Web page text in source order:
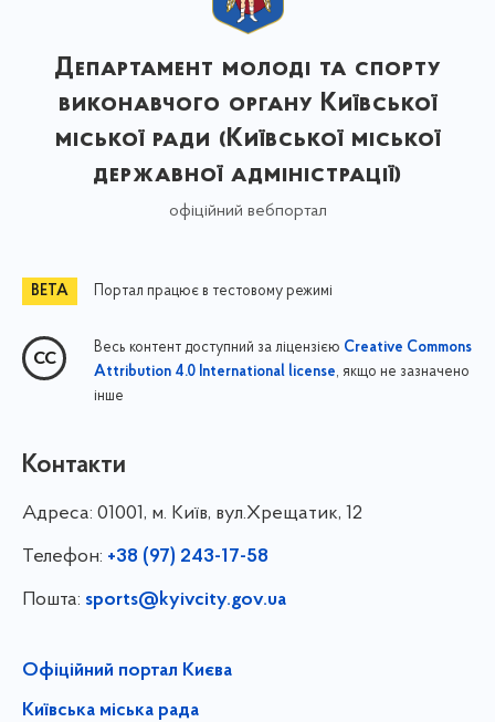
Департамент молоді та спорту
виконавчого органу Київської
міської ради (Київської міської
державної адміністрації)
офіційний вебпортал
Портал працює в тестовому режимі
Весь контент доступний за ліцензією Creative Commons
Attribution 4.0 International license, якщо не зазначено
інше
Контакти
Адреса: 01001, м. Київ, вул.Хрещатик, 12
Телефон: +38 (97) 243-17-58
Пошта: sports@kyivcity.gov.ua
Офіційний портал Києва
Київська міська рада